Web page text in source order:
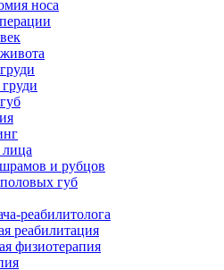
носа
и рубцов
губ
реабилитолога
реабилитация
физиотерапия